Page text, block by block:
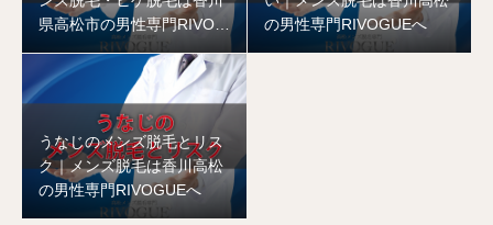
県高松市の男性専門RIVOG
UEへ
の男性専門RIVOGUEへ
うなじのメンズ脱毛とリス
ク｜メンズ脱毛は香川高松
の男性専門RIVOGUEへ